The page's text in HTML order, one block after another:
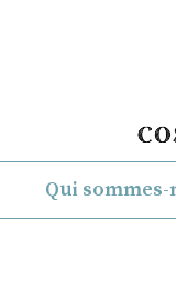
Qui sommes-